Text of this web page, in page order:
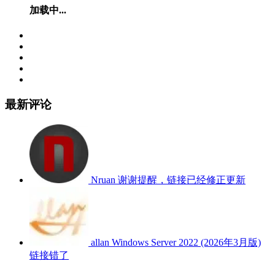
加载中...
最新评论
Nruan 谢谢提醒，链接已经修正更新
allan Windows Server 2022 (2026年3月版)
链接错了